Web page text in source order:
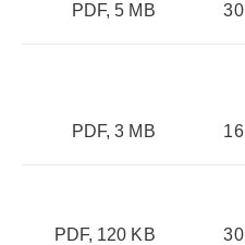
PDF, 5 MB
PDF, 3 MB
PDF, 120 KB